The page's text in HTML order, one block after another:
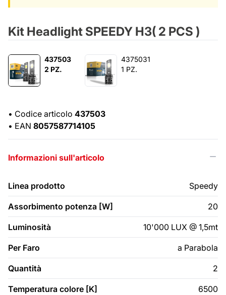
Kit Headlight SPEEDY H3( 2 PCS )
437503
2 PZ.
4375031
1 PZ.
• Codice articolo 437503
• EAN 8057587714105
Informazioni sull'articolo
Linea prodotto Speedy
Assorbimento potenza [W] 20
Luminosità 10'000 LUX @ 1,5mt
Per Faro a Parabola
Quantità 2
Temperatura colore [K] 6500